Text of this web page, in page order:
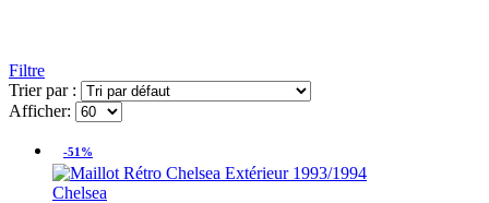
Filtre
Trier par :
Afficher:
-51%
Chelsea